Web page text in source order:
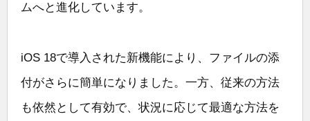
ムへと進化しています。
iOS 18で導入された新機能により、ファイルの添
付がさらに簡単になりました。一方、従来の方法
も依然として有効で、状況に応じて最適な方法を